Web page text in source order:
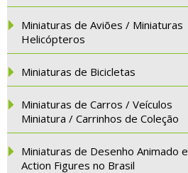
Miniaturas de Aviões / Miniaturas
Helicópteros
Miniaturas de Bicicletas
Miniaturas de Carros / Veículos
Miniatura / Carrinhos de Coleção
Miniaturas de Desenho Animado e
Action Figures no Brasil